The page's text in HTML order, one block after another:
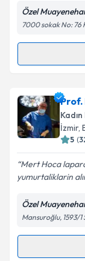
E-posta
Kişisel
Özel
7000 sokak No: 76
Op. Dr.
oluşturun.
takvim
Kişisel
Metni
Prof.
İzmir,
5 (
Mert Hoca
yumurtaliklarin
Özel
Mansuroğlu, 1593/